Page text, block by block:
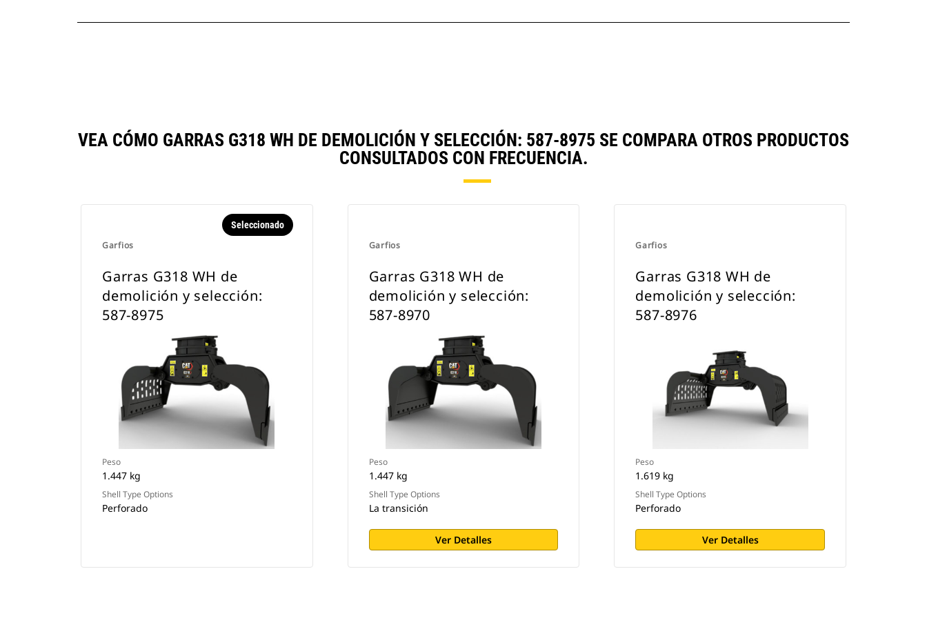
VEA CÓMO GARRAS G318 WH DE DEMOLICIÓN Y SELECCIÓN: 587-8975 SE COMPARA OTROS PRODUCTOS
CONSULTADOS CON FRECUENCIA.
Garfios
Seleccionado
Garras G318 WH de
demolición y selección:
587-8975
Peso
1.447 kg
Shell Type Options
Perforado
Garfios
Garras G318 WH de
demolición y selección:
587-8970
Peso
1.447 kg
Shell Type Options
La transición
Ver Detalles
Garfios
Garras G318 WH de
demolición y selección:
587-8976
Peso
1.619 kg
Shell Type Options
Perforado
Ver Detalles